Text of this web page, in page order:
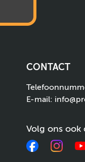
CONTACT
E-mail:
Volg ons ook
Facebook